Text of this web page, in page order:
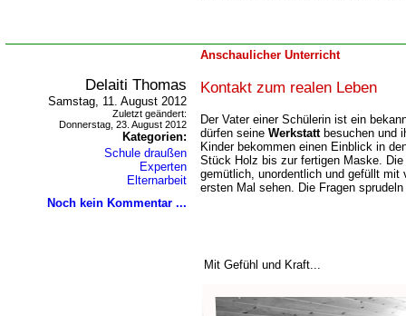
Anschaulicher Unterricht
Delaiti Thomas
Samstag, 11. August 2012
Zuletzt geändert:
Donnerstag, 23. August 2012
Kategorien:
Schule draußen
Experten
Elternarbeit
Noch kein Kommentar ...
Kontakt zum realen Leben
Der Vater einer Schülerin ist ein
dürfen seine Werkstattbesuchen und
Kinder bekommen einen Einblick in
Stück Holz bis zur fertigen Maske.
gemütlich, unordentlich und gefüllt mit
ersten Mal sehen. Die Fragen
Mit Gefühl und Kraft...